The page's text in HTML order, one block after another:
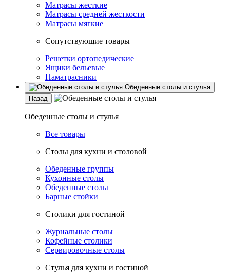
Матрасы жесткие
Матрасы средней жесткости
Матрасы мягкие
Сопутствующие товары
Решетки ортопедические
Ящики бельевые
Наматрасники
Обеденные столы и стулья
Назад
Обеденные столы и стулья
Все товары
Столы для кухни и столовой
Обеденные группы
Кухонные столы
Обеденные столы
Барные стойки
Столики для гостиной
Журнальные столы
Кофейные столики
Сервировочные столы
Стулья для кухни и гостиной